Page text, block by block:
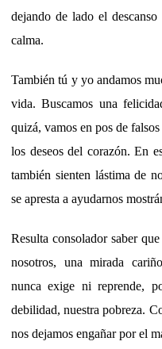
dejando de lado el
calma.
También tú y yo andamos
vida. Buscamos una
quizá, vamos en pos de
los deseos del corazón. En
también sienten lástima de
se apresta a ayudarnos
Resulta consolador saber
nosotros, una mirada
nunca exige ni reprende,
debilidad, nuestra pobreza.
nos dejamos engañar por el